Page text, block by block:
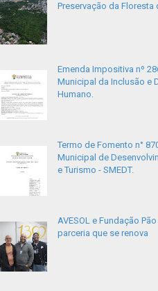
Preservação da Floresta
Emenda Impositiva nº
Municipal da Inclusão e
Humano.
Termo de Fomento n°
Municipal de
e Turismo - SMEDT.
AVESOL e Fundação
parceria que se renova